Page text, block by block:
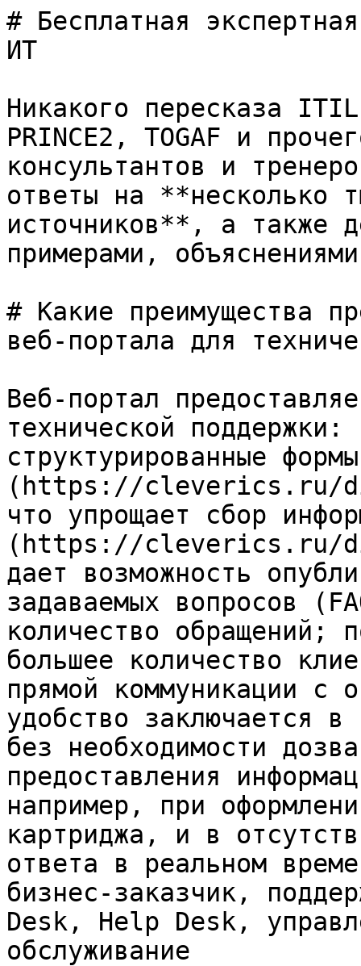
# Бесплатная
ИТ
Никакого пересказа
PRINCE2, TOGAF и
консультантов и
ответы на **несколько
источников**, а также
примерами,
# Какие преимущества
веб-портала для
Веб-портал
технической поддержки:
структурированные
(https://cleverics.ru/
что упрощает сбор
(https://cleverics.ru/
дает возможность
задаваемых вопросов
количество обращений;
большее количество
прямой коммуникации с
удобство заключается в
без необходимости
предоставления
например, при
картриджа, и в
ответа в реальном
бизнес-заказчик,
Desk, Help Desk,
обслуживание